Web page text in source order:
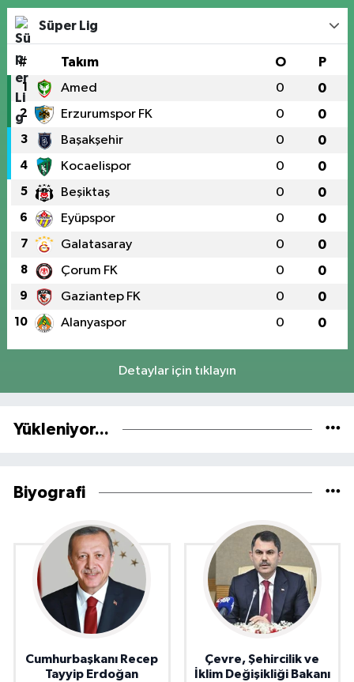
Süper Lig
# Takım O P
1 Amed 0 0
2 Erzurumspor FK 0 0
3 Başakşehir 0 0
4 Kocaelispor 0 0
5 Beşiktaş 0 0
6 Eyüpspor 0 0
7 Galatasaray 0 0
8 Çorum FK 0 0
9 Gaziantep FK 0 0
10 Alanyaspor 0 0
Detaylar için tıklayın
Yükleniyor...
Biyografi
Cumhurbaşkanı Recep
Tayyip Erdoğan
Çevre, Şehircilik ve
İklim Değişikliği Bakanı